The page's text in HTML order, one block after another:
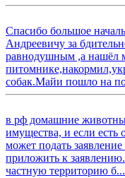
Спасибо большое
Андреевичу за
равнодушным ,а нашёл
собак.Майи пошло на
в рф домашние
имущества, и если есть
может подать
приложить к
частную территорию б...